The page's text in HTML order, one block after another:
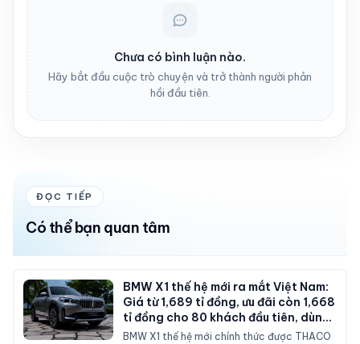
Chưa có bình luận nào.
Hãy bắt đầu cuộc trò chuyện và trở thành người phản
hồi đầu tiên.
ĐỌC TIẾP
Có thể bạn quan tâm
BMW X1 thế hệ mới ra mắt Việt Nam:
Giá từ 1,689 tỉ đồng, ưu đãi còn 1,668
tỉ đồng cho 80 khách đầu tiên, dùng
máy 2.0 tăng áp 204 mã lực
BMW X1 thế hệ mới chính thức được THACO